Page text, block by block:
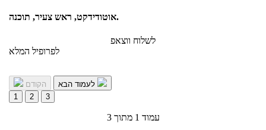
אוטודידקט, ראש צעיר, תוכנה.
לשלוח ווצאפ
לפרופיל המלא
הקודם
1
2 3
עמוד 1 מתוך 3